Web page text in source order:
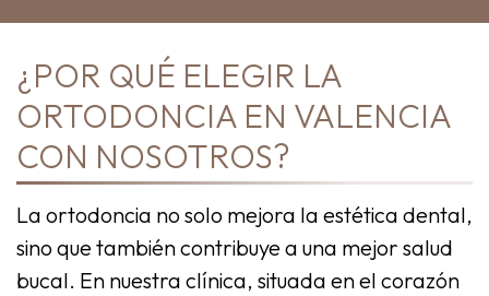
¿POR QUÉ ELEGIR LA
ORTODONCIA EN VALENCIA
CON NOSOTROS?
La ortodoncia no solo mejora la estética dental,
sino que también contribuye a una mejor salud
bucal. En nuestra clínica, situada en el corazón